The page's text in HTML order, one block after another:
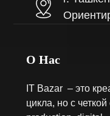
О Нас
IT Bazar – это
цикла, но с